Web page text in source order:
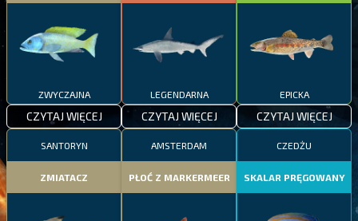
ZWYCZAJNA
CZYTAJ WIĘCEJ
LEGENDARNA
CZYTAJ WIĘCEJ
EPICKA
CZYTAJ WIĘCEJ
SANTORYN
ZMIATACZ
AMSTERDAM
PŁOĆ Z MARKERMEER
CZEDŻU
SKALAR PRĘGOWANY